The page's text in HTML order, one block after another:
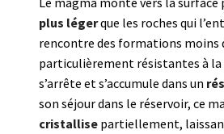
plus légerque les roches qui
rencontre des formations moins
particulièrement résistantes à
s’arrête et s’accumule dans un
son séjour dans le réservoir, ce
cristallise partiellement,